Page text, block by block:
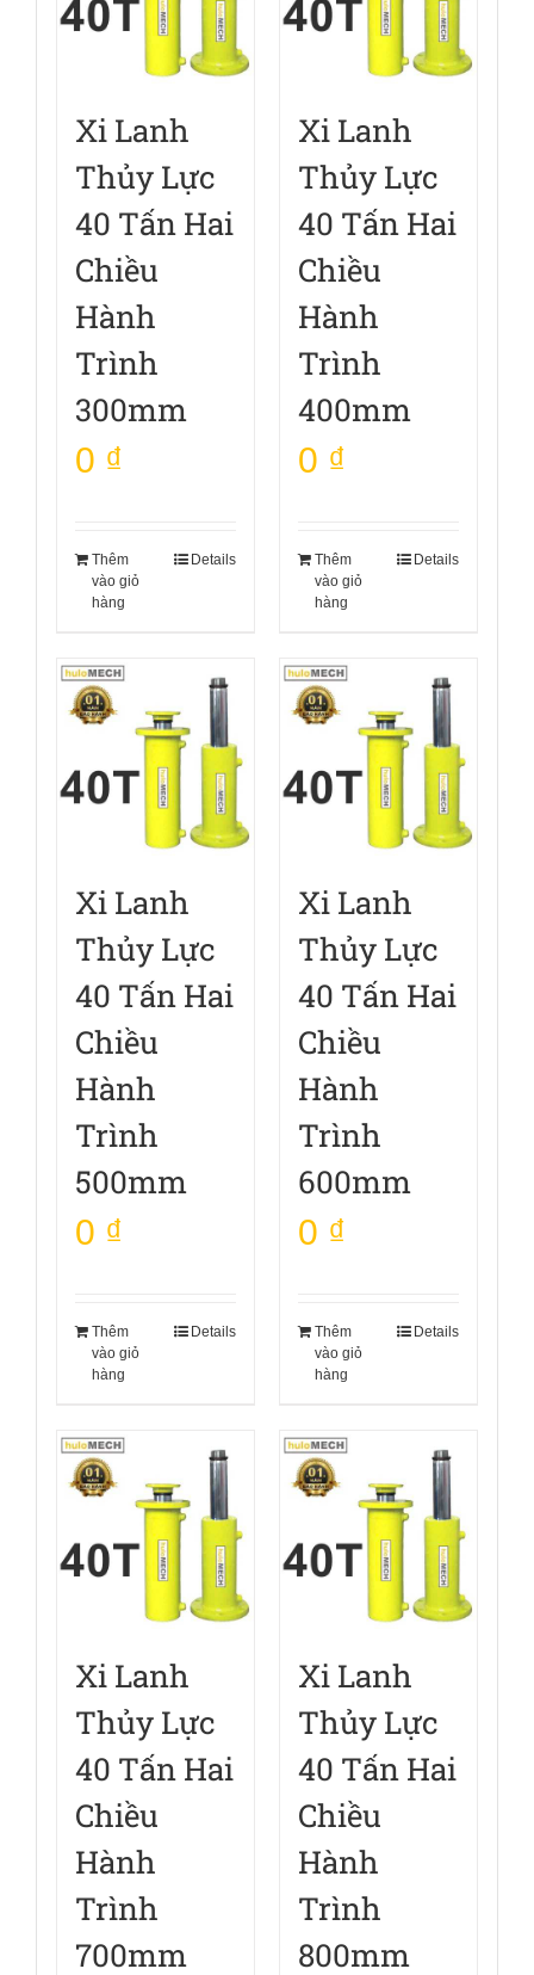
Xi Lanh
Thủy Lực
40 Tấn Hai
Chiều
Hành
Trình
300mm
0 ₫
Thêm
vào giỏ
hàng
Details
Xi Lanh
Thủy Lực
40 Tấn Hai
Chiều
Hành
Trình
400mm
0 ₫
Thêm
vào giỏ
hàng
Details
Xi Lanh
Thủy Lực
40 Tấn Hai
Chiều
Hành
Trình
500mm
0 ₫
Thêm
vào giỏ
hàng
Details
Xi Lanh
Thủy Lực
40 Tấn Hai
Chiều
Hành
Trình
600mm
0 ₫
Thêm
vào giỏ
hàng
Details
Xi Lanh
Thủy Lực
40 Tấn Hai
Chiều
Hành
Trình
700mm
Xi Lanh
Thủy Lực
40 Tấn Hai
Chiều
Hành
Trình
800mm